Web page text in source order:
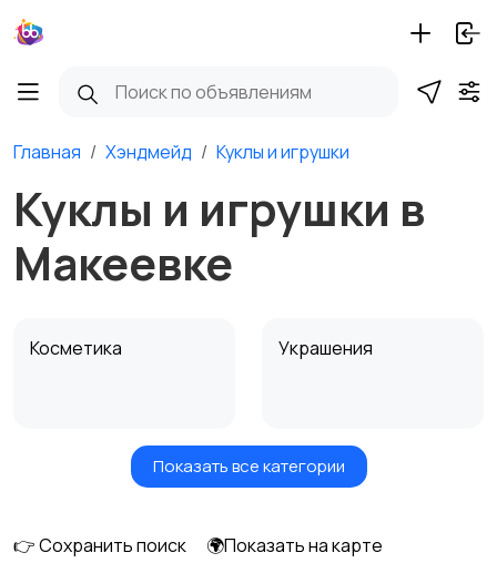
Главная Хэндмейд Куклы и игрушки
Куклы и игрушки в
Макеевке
Косметика Украшения
Куклы и игрушки
Оформление
Показать все категории
👉 Сохранить поиск
🌍Показать на карте